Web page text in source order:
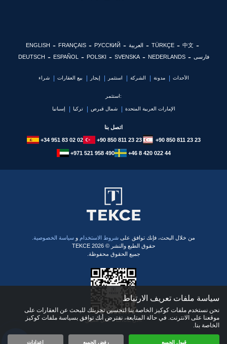
ENGLISH FRANÇAIS РУССКИЙ العربية TÜRKÇE
中文
DEUTSCH
ESPAÑOL POLSKI SVENSKA NEDERLANDS فارسی
شراء بيع العقارات إيجار استثمر الشركة مدونة الأحداث
استثمر:
إسبانيا تركيا شمال قبرص الإمارات العربية المتحدة
اتصل بنا
+34 951 83 02 02 +90 850 811 23 23 +90 850 811 23 23
+971 521 958 490 +46 8 420 022 44
​من خلال البحث، فإنك توافق على شروط الاستخدام و سياسة الخصوصية.
حقوق الطبع والنشر © 2026 TEKCE
جميع الحقوق محفوظة.
حمّل تطبيق TEKCE الآن!
سياسة ملفات تعريف الارتباط
نحن نستخدم ملفات كوكيز الخاصة بنا لتحسين تجربتك للبحث عن العقارات على
موقعنا على الانترنت. في حالة المتابعة، نفترض أنك توافق بسياسة ملفات كوكيز
الخاصة بنا.
قبول الجميع رفض الجميع إعدادات